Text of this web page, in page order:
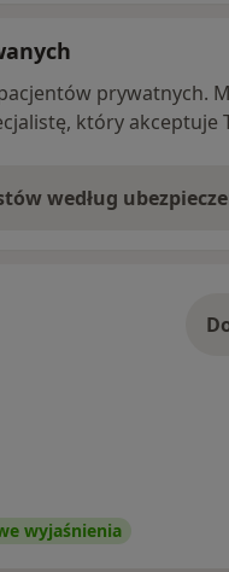
prywatnych.
który akceptuje
według
wyjaśnienia